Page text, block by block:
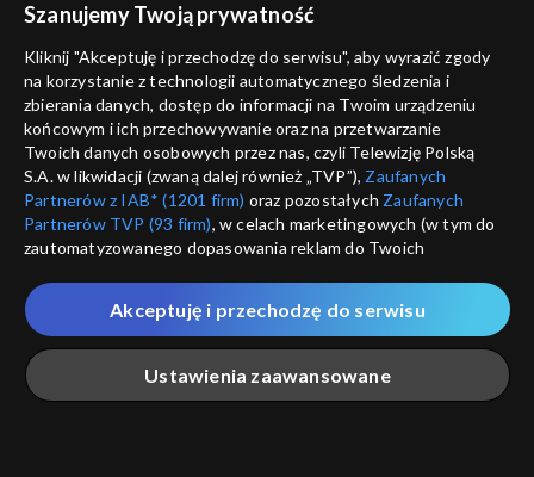
ANULUJ
informacje o dostawcy usług
Szanujemy Twoją prywatność
Kliknij "Akceptuję i przechodzę do serwisu", aby wyrazić zgody
na korzystanie z technologii automatycznego śledzenia i
zbierania danych, dostęp do informacji na Twoim urządzeniu
końcowym i ich przechowywanie oraz na przetwarzanie
Twoich danych osobowych przez nas, czyli Telewizję Polską
S.A. w likwidacji (zwaną dalej również „TVP”), Zaufanych
Partnerów z IAB* (1201 firm) oraz pozostałych Zaufanych
Partnerów TVP (93 firm), w celach marketingowych (w tym do
zautomatyzowanego dopasowania reklam do Twoich
które wskazujemy poniżej, a także zgody na udostępnianie
przez nas identyfikatora PPID do Google.
Twoje dane osobowe zbierane podczas odwiedzania przez
Ciebie naszych
poszczególnych serwisówzwanych dalej
„Portalem”, w tym informacje zapisywane za pomocą
Ustawienia zaawansowane
Akceptuję i przechodzę do serwisu